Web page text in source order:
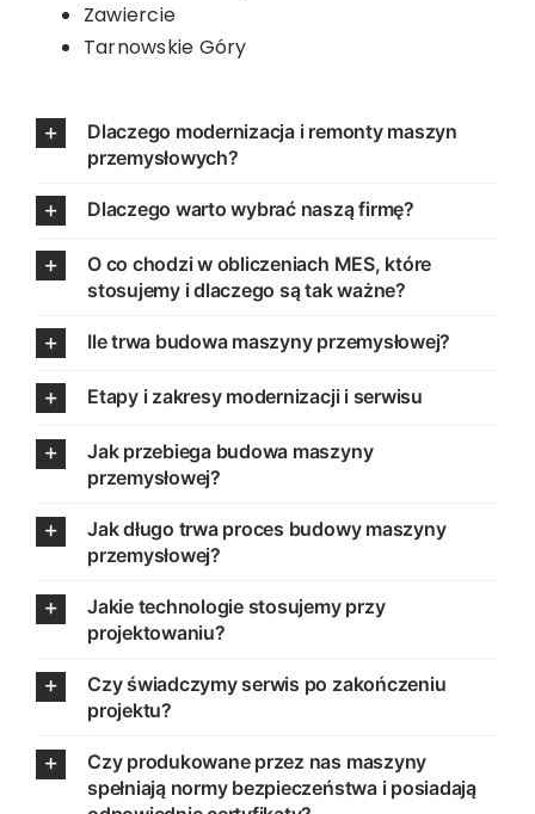
Zawiercie
Tarnowskie Góry
Dlaczego modernizacja i remonty maszyn
przemysłowych?
Dlaczego warto wybrać naszą firmę?
O co chodzi w obliczeniach MES, które
stosujemy i dlaczego są tak ważne?
Ile trwa budowa maszyny przemysłowej?
Etapy i zakresy modernizacji i serwisu
Jak przebiega budowa maszyny
przemysłowej?
Jak długo trwa proces budowy maszyny
przemysłowej?
Jakie technologie stosujemy przy
projektowaniu?
Czy świadczymy serwis po zakończeniu
projektu?
Czy produkowane przez nas maszyny
spełniają normy bezpieczeństwa i posiadają